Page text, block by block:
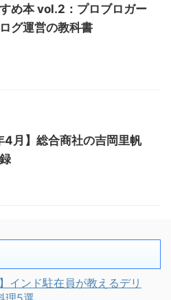
め本 vol.2：プロブロガー
グ運営の教科書
4月】総合商社の吉岡里帆
インド駐在員が教えるデリ